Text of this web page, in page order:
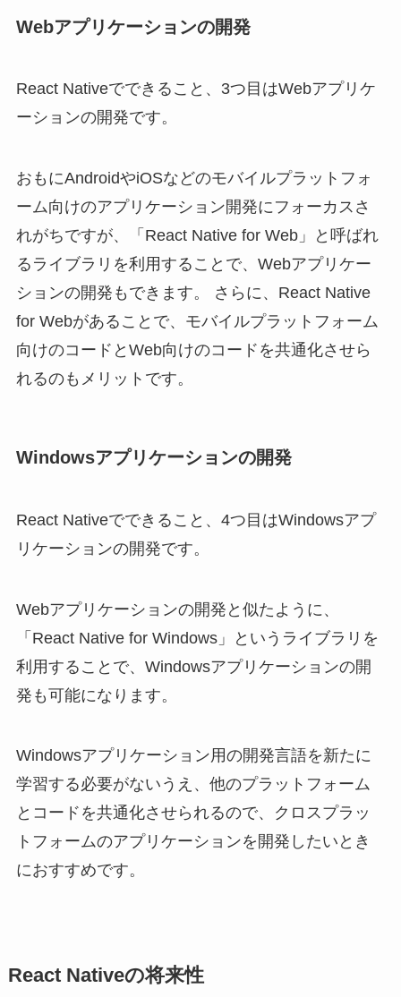
Webアプリケーションの開発
React Nativeでできること、3つ目はWebアプリケ
ーションの開発です。
おもにAndroidやiOSなどのモバイルプラットフォ
ーム向けのアプリケーション開発にフォーカスさ
れがちですが、「React Native for Web」と呼ばれ
るライブラリを利用することで、Webアプリケー
ションの開発もできます。 さらに、React Native
for Webがあることで、モバイルプラットフォーム
向けのコードとWeb向けのコードを共通化させら
れるのもメリットです。
Windowsアプリケーションの開発
React Nativeでできること、4つ目はWindowsアプ
リケーションの開発です。
Webアプリケーションの開発と似たように、
「React Native for Windows」というライブラリを
利用することで、Windowsアプリケーションの開
発も可能になります。
Windowsアプリケーション用の開発言語を新たに
学習する必要がないうえ、他のプラットフォーム
とコードを共通化させられるので、クロスプラッ
トフォームのアプリケーションを開発したいとき
におすすめです。
React Nativeの将来性